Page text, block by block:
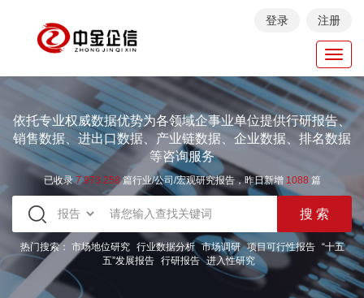
登录 注册
依托专业权威数据优势为各领域企事业单位提供行研报告、
销售数据、进出口数据、产业链数据、企业数据、排名数据
等咨询服务
已收录7.973.258篇行业/公司/宏观研究报告，昨日新增 1088 篇
热门搜索： 市场地位研究 行业数据分析 市场调研 项目可行性报告
“十五
五”发展报告 行研报告 进入性研究